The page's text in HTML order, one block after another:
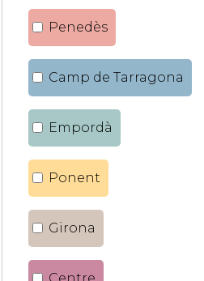
Penedès
Camp de Tarragona
Empordà
Ponent
Girona